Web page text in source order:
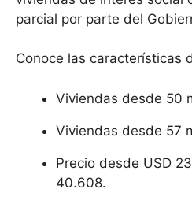
parcial por parte del
Conoce las características
Viviendas desde 50
Viviendas desde 57
Precio desde USD
40.608.